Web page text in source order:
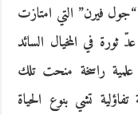
“جول فيرن” التي امتازت
ثورة في المخيال السائد
راسخة منحت تلك
تشي بنوع الحياة